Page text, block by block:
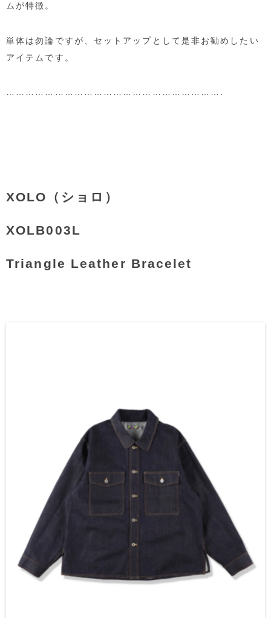
ムが特徴。
単体は勿論ですが、セットアップとして是非お勧めしたい
アイテムです。
XOLO（ショロ）
XOLB003L
Triangle Leather Bracelet